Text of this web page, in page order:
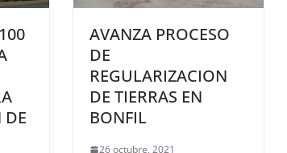
DE
AVANZA PROCESO
DE
REGULARIZACION
DE TIERRAS EN
BONFIL
26 octubre, 2021